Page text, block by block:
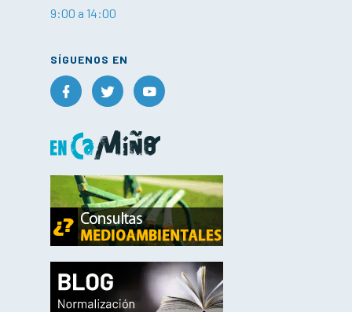
9:00 a 14:00
SÍGUENOS EN